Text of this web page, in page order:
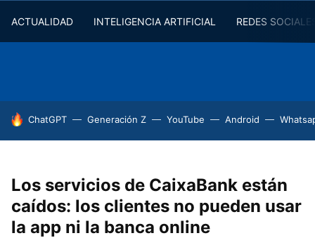
ACTUALIDAD INTELIGENCIA ARTIFICIAL REDES
HOY SE HABLA DE
ChatGPT Generación Z YouTube Android
Los servicios de CaixaBank están
caídos: los clientes no pueden usar
la app ni la banca online